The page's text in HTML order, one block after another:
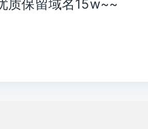
质保留域名15w~~